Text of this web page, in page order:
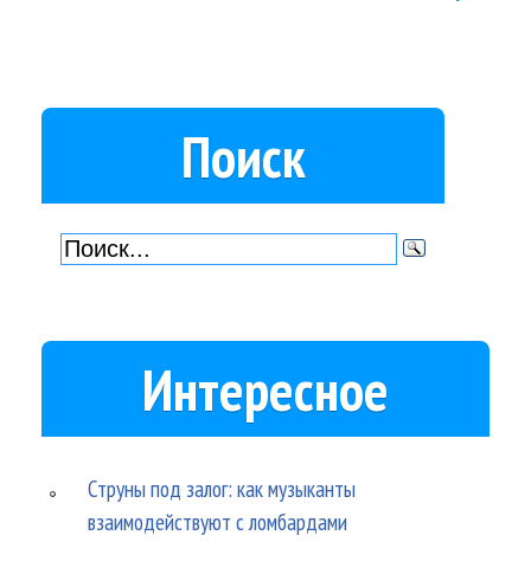
Поиск
Интересное
Струны под залог: как музыканты
взаимодействуют с ломбардами